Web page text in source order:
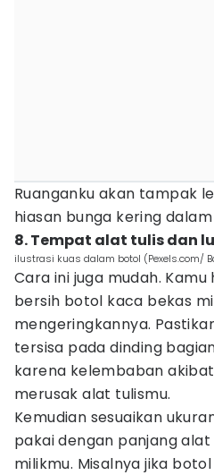
Ruanganku akan tampak
hiasan bunga kering
8. Tempat alat tulis dan
ilustrasi kuas dalam botol (Pexels.com/
Cara ini juga mudah.
bersih botol kaca bekas
mengeringkannya.
tersisa pada dinding
karena kelembaban
merusak alat tulismu.
Kemudian sesuaikan
pakai dengan panjang
milikmu. Misalnya jika